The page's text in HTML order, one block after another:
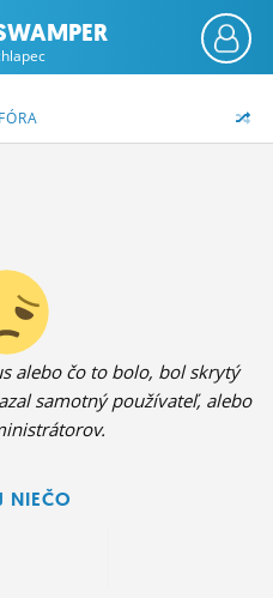
FÓRA
alebo čo to bolo, bol skrytý
samotný používateľ, alebo
NIEČO